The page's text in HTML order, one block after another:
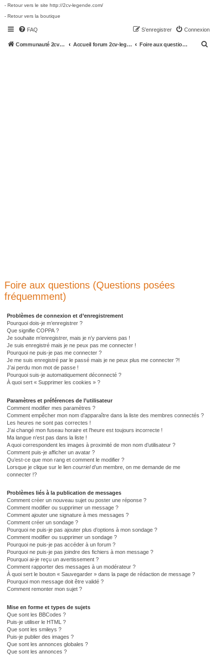
- Retour vers le site http://2cv-legende.com/
- Retour vers la boutique
FAQ Connexion
S’enregistrer
Communauté 2cv-legende.com Accueil forum 2cv-legende.com Foire aux questions (Questions posées fréquemment)
Foire aux questions (Questions posées
fréquemment)
Problèmes de connexion et d’enregistrement
Pourquoi dois-je m’enregistrer ?
Que signifie COPPA ?
Je souhaite m’enregistrer, mais je n’y parviens pas !
Je suis enregistré mais je ne peux pas me connecter !
Pourquoi ne puis-je pas me connecter ?
Je me suis enregistré par le passé mais je ne peux plus me connecter ?!
J’ai perdu mon mot de passe !
Pourquoi suis-je automatiquement déconnecté ?
À quoi sert « Supprimer les cookies » ?
Paramètres et préférences de l’utilisateur
Comment modifier mes paramètres ?
Comment empêcher mon nom d’apparaître dans la liste des membres connectés ?
Les heures ne sont pas correctes !
J’ai changé mon fuseau horaire et l’heure est toujours incorrecte !
Ma langue n’est pas dans la liste !
A quoi correspondent les images à proximité de mon nom d’utilisateur ?
Comment puis-je afficher un avatar ?
Qu’est-ce que mon rang et comment le modifier ?
Lorsque je clique sur le lien courrield’un membre, on me demande de me
connecter !?
Problèmes liés à la publication de messages
Comment créer un nouveau sujet ou poster une réponse ?
Comment modifier ou supprimer un message ?
Comment ajouter une signature à mes messages ?
Comment créer un sondage ?
Pourquoi ne puis-je pas ajouter plus d’options à mon sondage ?
Comment modifier ou supprimer un sondage ?
Pourquoi ne puis-je pas accéder à un forum ?
Pourquoi ne puis-je pas joindre des fichiers à mon message ?
Pourquoi ai-je reçu un avertissement ?
Comment rapporter des messages à un modérateur ?
À quoi sert le bouton « Sauvegarder » dans la page de rédaction de message ?
Pourquoi mon message doit être validé ?
Comment remonter mon sujet ?
Mise en forme et types de sujets
Que sont les BBCodes ?
Puis-je utiliser le HTML ?
Que sont les smileys ?
Puis-je publier des images ?
Que sont les annonces globales ?
Que sont les annonces ?